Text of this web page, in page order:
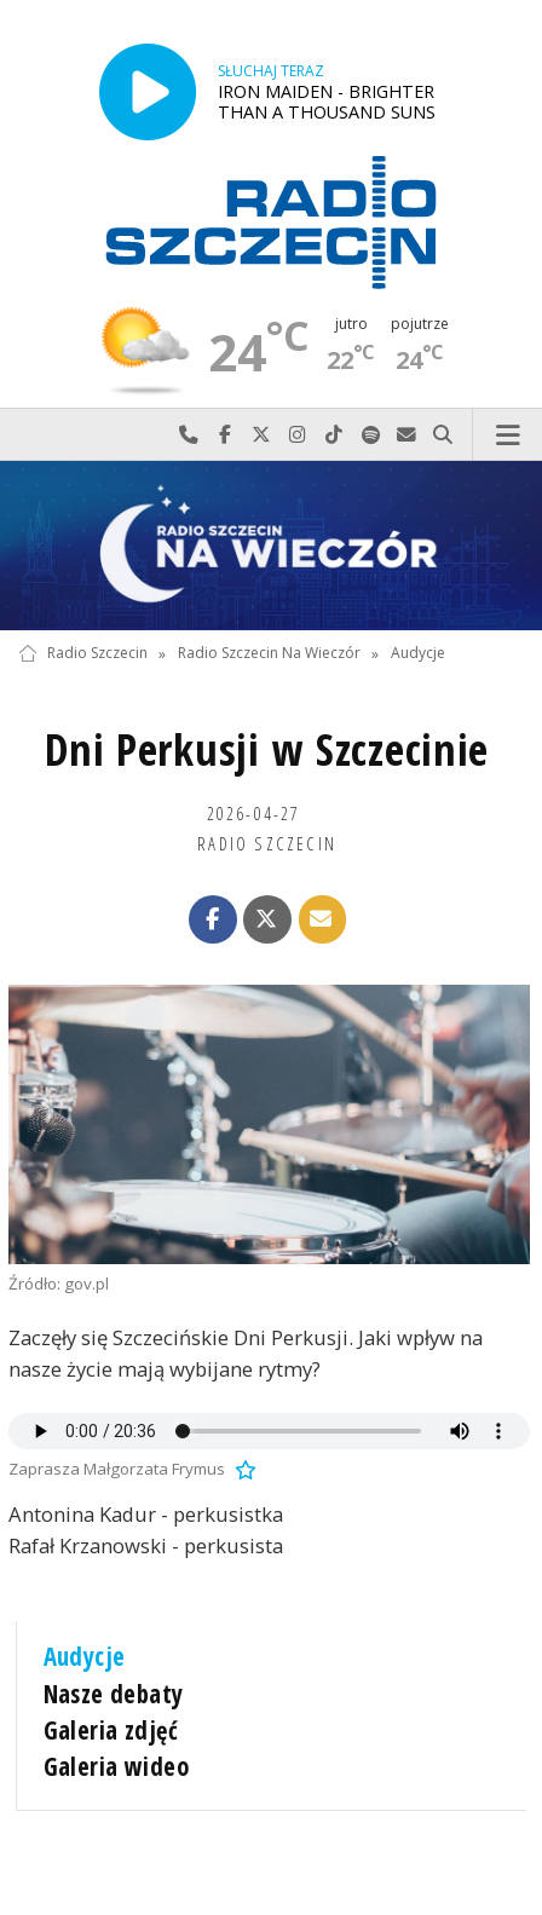
SŁUCHAJ TERAZ
IRON MAIDEN - BRIGHTER
THAN A THOUSAND SUNS
24°C jutro
22°C
pojutrze
24°C
Najlepiej po prostu do nas zadzwoń
Odwiedź nas na Facebook-u
Odwiedź nas na X
Odwiedź nas na Instagram-ie
Odwiedź nas na TikTok-u
Szukaj nas na Spotify
Wyślij do nas
Szukaj
Radio Szczecin » Radio Szczecin Na Wieczór » Audycje
Dni Perkusji w Szczecinie
2026-04-27
RADIO SZCZECIN
Źródło: gov.pl
Zaczęły się Szczecińskie Dni Perkusji. Jaki wpływ na
nasze życie mają wybijane rytmy?
Zaprasza Małgorzata Frymus
Antonina Kadur - perkusistka
Rafał Krzanowski - perkusista
Audycje
Nasze debaty
Galeria zdjęć
Galeria wideo